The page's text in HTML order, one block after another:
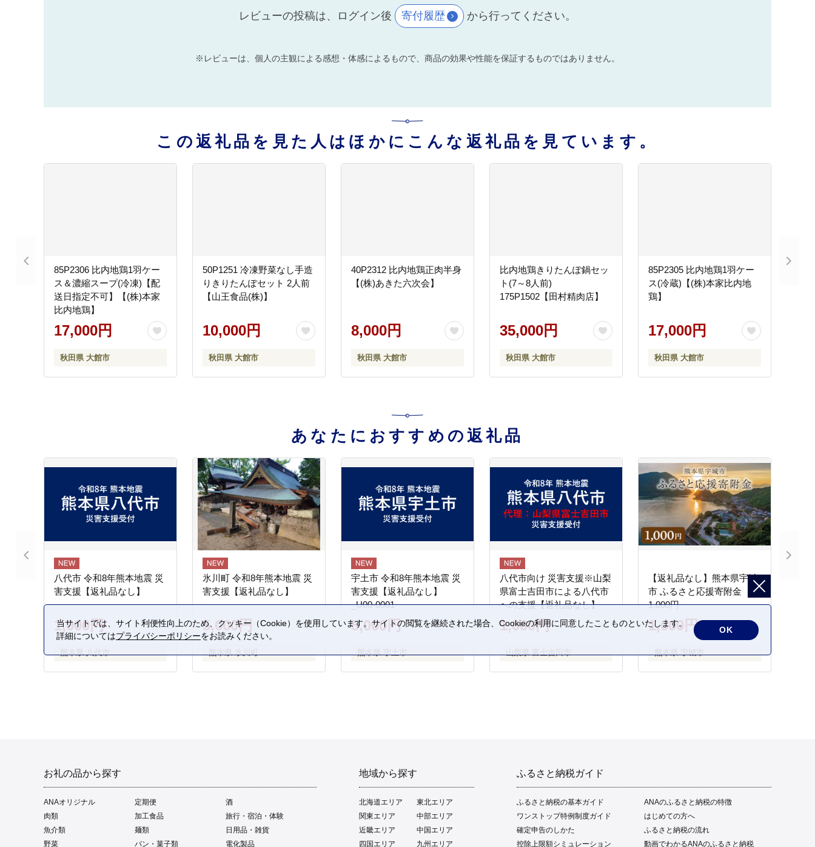
レビューの投稿は、ログイン後 寄付履歴 から行ってください。
※レビューは、個人の主観による感想・体感によるもので、商品の効果や性能を保証するものではありません。
この返礼品を見た人はほかにこんな返礼品を見ています。
85P2306 比内地鶏1羽ケー
ス＆濃縮スープ(冷凍)【配
送日指定不可】【(株)本家
比内地鶏】
17,000円
秋田県 大館市
50P1251 冷凍野菜なし手造
りきりたんぽセット 2人前
【山王食品(株)】
10,000円
秋田県 大館市
40P2312 比内地鶏正肉半身
【(株)あきた六次会】
8,000円
秋田県 大館市
比内地鶏きりたんぽ鍋セッ
ト(7～8人前)
175P1502【田村精肉店】
35,000円
秋田県 大館市
85P2305 比内地鶏1羽ケー
ス(冷蔵)【(株)本家比内地
鶏】
17,000円
秋田県 大館市
あなたにおすすめの返礼品
八代市 令和8年熊本地震 災
害支援【返礼品なし】
1,000円
熊本県 八代市
氷川町 令和8年熊本地震 災
害支援【返礼品なし】
5,000円
熊本県 氷川町
宇土市 令和8年熊本地震 災
害支援【返礼品なし】
_U00-0001
5,000円
熊本県 宇土市
八代市向け 災害支援※山梨
県富士吉田市による八代市
への支援【返礼品なし】
1,000円
山梨県 富士吉田市
【返礼品なし】熊本県宇城
市 ふるさと応援寄附金
1,000円
1,000円
熊本県 宇城市
お礼の品から探す
ANAオリジナル 定期便
酒
肉類
加工食品
旅行・宿泊・体験
魚介類
麺類
日用品・雑貨
野菜
パン・菓子類 電化製品
地域から探す
北海道エリア
東北エリア
関東エリア
中部エリア
近畿エリア
中国エリア
四国エリア
九州エリア
ふるさと納税ガイド
ふるさと納税の基本ガイド
ANAのふるさと納税の特徴
ワンストップ特例制度ガイド
はじめての方へ
確定申告のしかた
ふるさと納税の流れ
控除上限額シミュレーション
動画でわかるANAのふるさと納税
当サイトでは、サイト利便性向上のため、クッキー（Cookie）を使用しています。サイトの閲覧を継続された場合、Cookieの利用に同意したことものといたします。
詳細についてはプライバシーポリシーをお読みください。
OK